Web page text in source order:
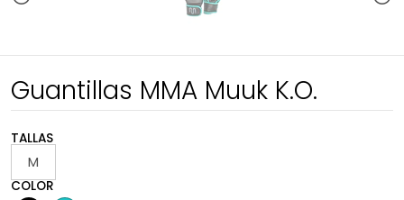
Guantillas MMA Muuk K.O.
TALLAS
M
COLOR